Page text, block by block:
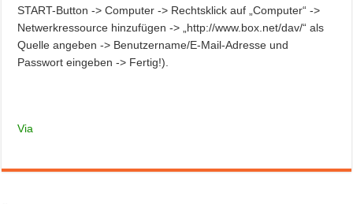
START-Button -> Computer -> Rechtsklick auf „Computer“ ->
Netwerkressource hinzufügen -> „http://www.box.net/dav/“ als
Quelle angeben -> Benutzername/E-Mail-Adresse und
Passwort eingeben -> Fertig!).
Via